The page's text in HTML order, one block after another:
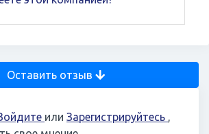
Оставить отзыв
или Зарегистрируйтесь ,